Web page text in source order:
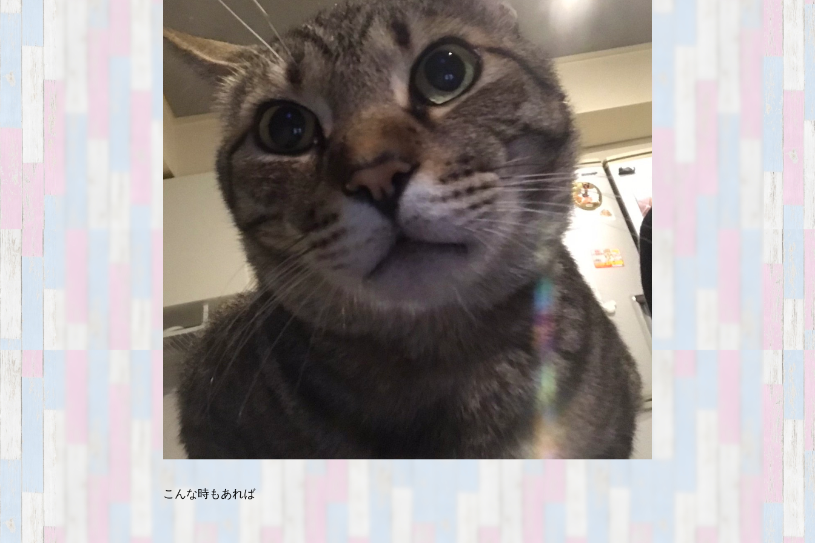
こんな時もあれば